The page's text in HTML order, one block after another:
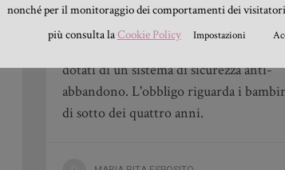
Dal 1 luglio 2019, diventa obbligatorio
dotati di un sistema di sicurezza anti-
abbandono. L'obbligo riguarda i
di sotto dei quattro anni.
nonché per il monitoraggio dei comportamenti dei
più consulta laCookie Policy Impostazioni